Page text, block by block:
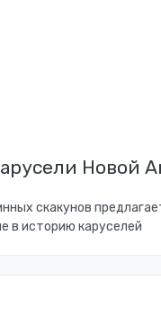
Новой
скакунов
в историю каруселей